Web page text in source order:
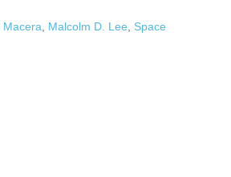
Macera, Malcolm D. Lee, Space